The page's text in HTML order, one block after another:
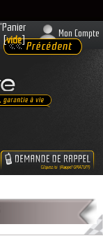
Panier
[vide]
Mon Compte